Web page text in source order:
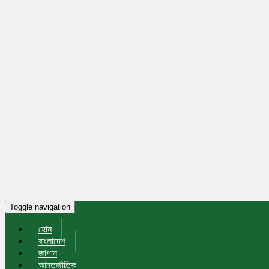
Toggle navigation
হোম
বাংলাদেশ
জাপান
আন্তর্জাতিক